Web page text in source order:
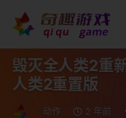
毁灭全人类2重
人类2重置版
动作 2 年前